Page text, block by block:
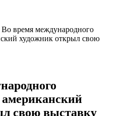
Во время международного
художник открыл свою
свою выставку